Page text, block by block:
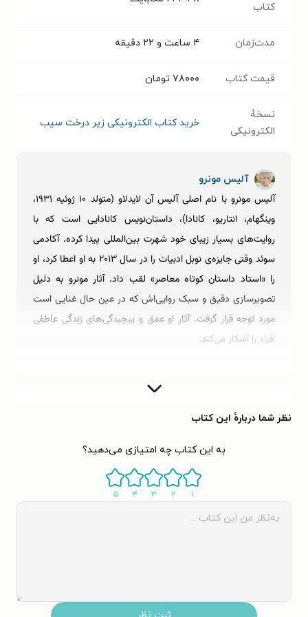
کتاب
مدت‌زمان ۴ ساعت و ۲۲ دقیقه
قیمت کتاب ۷۸۰۰۰ تومان
نسخۀ
الکترونیکی
خرید کتاب الکترونیکی زیر درخت سیب
آلیس مونرو
آلیس مونرو با نام اصلی آلیس آن لایدلاو (متولد ۱۰ ژوئیه ۱۹۳۱،
وینگهام، انتاریو، کانادا)، داستان‌نویس کانادایی است که با
روایت‌های بسیار زیبای خود شهرت بین‌المللی پیدا کرده. آکادمی
سوئد وقتی جایزه‌ی نوبل ادبیات را در سال ۲۰۱۳ به او اعطا کرد، او
را «استاد داستان کوتاه معاصر» لقب داد. آثار مونرو به دلیل
تصویرسازی دقیق و سبک روایی‌اش که در عین حال غنایی است
مورد توجه قرار گرفت. آثار او عمق و پیچیدگی‌های زندگی عاطفی
افراد را آشکار می‌کند.
بورسیه‌ی تحصیلی دانشگاه غربی انتاریو را دریافت کرد، جایی که از
یعنی در سال ۱۹۵۱ با همسر اولش جیمز مونرو ازدواج کرد و به
ونکوور نقل مکان کرد. او دوباره در سال ۱۹۶۳ به ویکتوریا رفت،
جایی که این زوج یک کتابفروشی راه‌اندازی کردند و سه دختر خود
نظر شما دربارهٔ این کتاب
به این کتاب چه امتیازی می‌دهید؟
۱ ۲ ۳ ۴ ۵